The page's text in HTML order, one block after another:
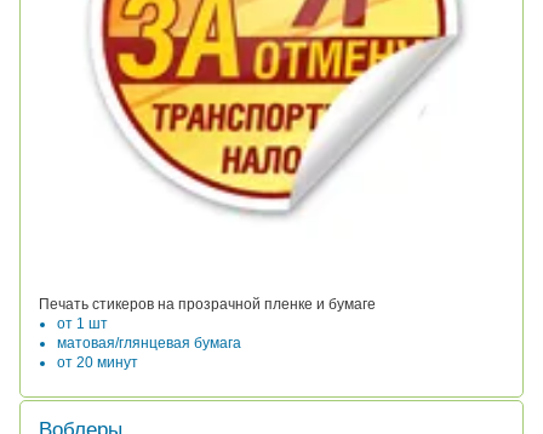
Печать стикеров на прозрачной пленке и бумаге
от 1 шт
матовая/глянцевая бумага
от 20 минут